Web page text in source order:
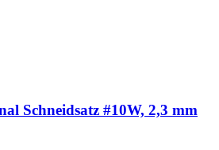
Schneidsatz #10W, 2,3 mm